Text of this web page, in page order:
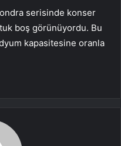
serisinde konser
boş görünüyordu. Bu
kapasitesine oranla